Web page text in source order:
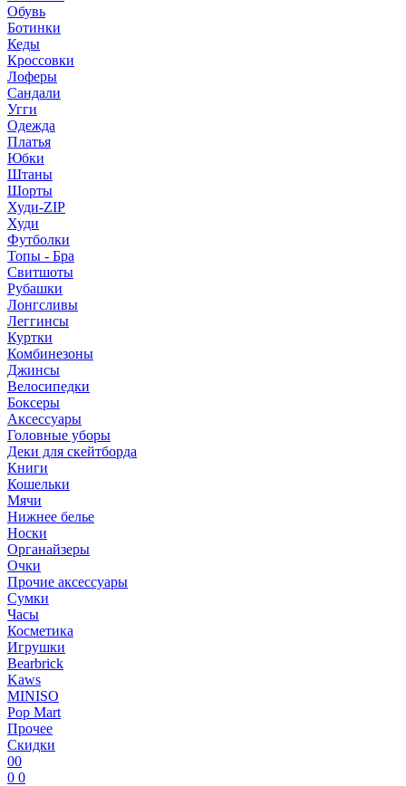
Обувь
Ботинки
Кеды
Кроссовки
Лоферы
Сандали
Угги
Одежда
Платья
Юбки
Штаны
Шорты
Худи-ZIP
Худи
Футболки
Топы - Бра
Свитшоты
Рубашки
Лонгсливы
Леггинсы
Куртки
Комбинезоны
Джинсы
Велосипедки
Боксеры
Аксессуары
Головные уборы
Деки для скейтборда
Книги
Кошельки
Мячи
Нижнее белье
Носки
Органайзеры
Очки
Прочие аксессуары
Сумки
Часы
Косметика
Игрушки
Bearbrick
Kaws
MINISO
Pop Mart
Прочее
Скидки
00
0 0